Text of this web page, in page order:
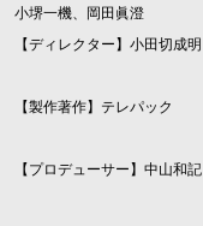
小堺一機、岡田眞澄
【ディレクター】小田切成明
【製作著作】テレパック
【プロデューサー】中山和記